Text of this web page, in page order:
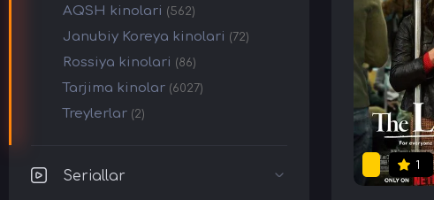
AQSH kinolari (562)
Janubiy Koreya kinolari (72)
Rossiya kinolari (86)
Tarjima kinolar (6027)
Treylerlar (2)
Seriallar
1